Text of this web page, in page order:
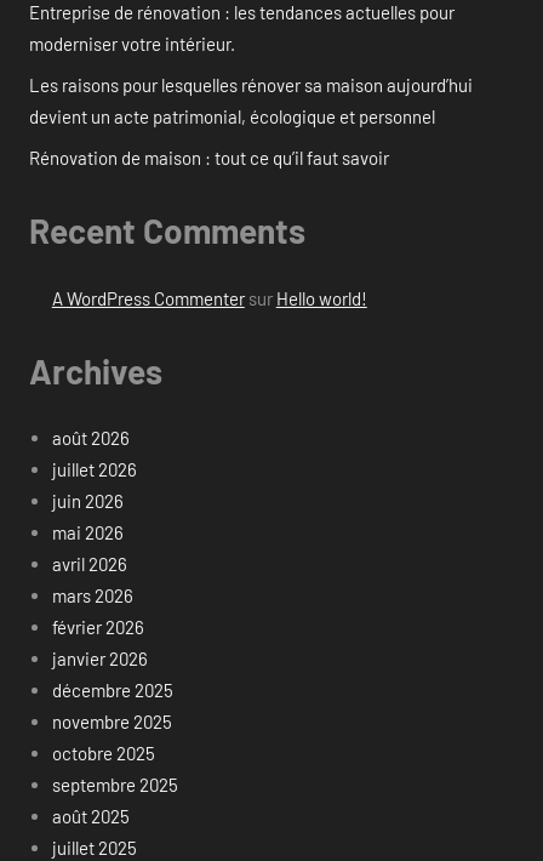
Entreprise de rénovation : les tendances actuelles pour
moderniser votre intérieur.
Les raisons pour lesquelles rénover sa maison aujourd’hui
devient un acte patrimonial, écologique et personnel
Rénovation de maison : tout ce qu’il faut savoir
Recent Comments
A WordPress Commentersur Hello world!
Archives
août 2026
juillet 2026
juin 2026
mai 2026
avril 2026
mars 2026
février 2026
janvier 2026
décembre 2025
novembre 2025
octobre 2025
septembre 2025
août 2025
juillet 2025